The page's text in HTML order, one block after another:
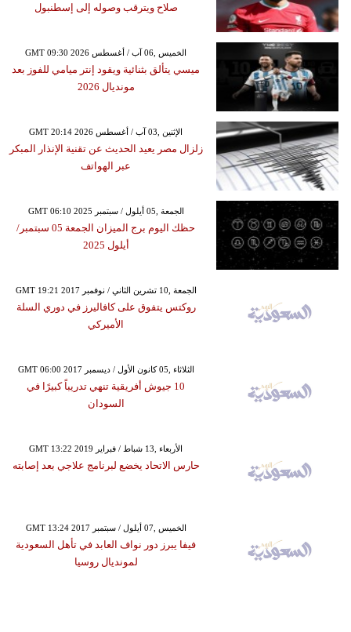
صلاح ويترقب وصوله إلى إسطنبول
GMT 09:30 2026 الخميس ,06 آب / أغسطس
ميسي يتألق بثنائية ويقود إنتر ميامي للفوز بعد
مونديال 2026
GMT 20:14 2026 الإثنين ,03 آب / أغسطس
زلزال مصر يعيد الحديث عن تقنية الإنذار المبكر
عبر الهواتف
GMT 06:10 2025 الجمعة ,05 أيلول / سبتمبر
حظك اليوم برج الميزان الجمعة 05 سبتمبر/
أيلول 2025
GMT 19:21 2017 الجمعة ,10 تشرين الثاني / نوفمبر
روكتس يتفوق على كافاليرز في دوري السلة
الأميركي
GMT 06:00 2017 الثلاثاء ,05 كانون الأول / ديسمبر
10 جيوش أفريقية تنهي تدريباً كبيرًا في
السودان
GMT 13:22 2019 الأربعاء ,13 شباط / فبراير
حارس الاتحاد يخضع لبرنامج علاجي بعد إصابته
GMT 13:24 2017 الخميس ,07 أيلول / سبتمبر
فيفا يبرز دور نواف العابد في تأهل السعودية
لمونديال روسيا